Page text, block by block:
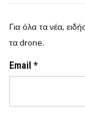
Για όλα τα νέα,
τα drone.
Email *